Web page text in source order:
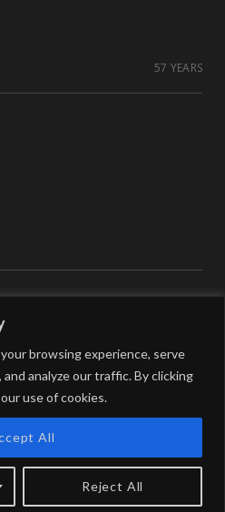
browsing experience, serve
analyze our traffic. By clicking
use of cookies.
Reject All
All
57 YEARS